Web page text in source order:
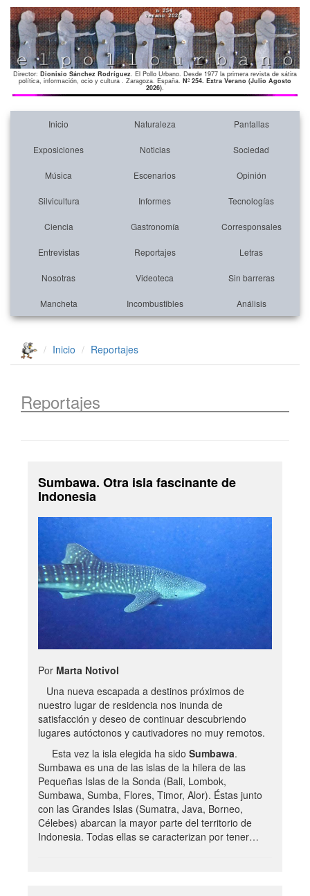
Director: Dionisio Sánchez Rodríguez. El Pollo Urbano. Desde 1977 la primera revista de sátira
política, información, ocio y cultura . Zaragoza. España. Nº 254. Extra Verano (Julio Agosto
2026).
Inicio Naturaleza Pantallas
Exposiciones Noticias Sociedad
Música Escenarios Opinión
Silvicultura Informes Tecnologías
Ciencia Gastronomía Corresponsales
Entrevistas Reportajes Letras
Nosotras Videoteca Sin barreras
Mancheta Incombustibles Análisis
Inicio Reportajes
Reportajes
Sumbawa. Otra isla fascinante de
Indonesia
Por Marta Notivol
Una nueva escapada a destinos próximos de
nuestro lugar de residencia nos inunda de
satisfacción y deseo de continuar descubriendo
lugares autóctonos y cautivadores no muy remotos.
Esta vez la isla elegida ha sido Sumbawa.
Sumbawa es una de las islas de la hilera de las
Pequeñas Islas de la Sonda (Bali, Lombok,
Sumbawa, Sumba, Flores, Timor, Alor). Éstas junto
con las Grandes Islas (Sumatra, Java, Borneo,
Célebes) abarcan la mayor parte del territorio de
Indonesia. Todas ellas se caracterizan por tener…